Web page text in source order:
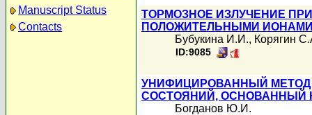
Manuscript Status
Contacts
ТОРМОЗНОЕ ИЗЛУЧЕНИЕ
ПОЛОЖИТЕЛЬНЫМИ
Бубукина И.И., Корягин
ID:9085
УНИФИЦИРОВАННЫЙ МЕТОД
СОСТОЯНИЙ, ОСНОВАННЫЙ
Богданов Ю.И.